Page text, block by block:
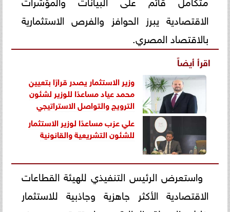
الاقتصادية يبرز الحوافز والفرص الاستثمارية
بالاقتصاد المصري.
اقرأ أيضاً
وزير الاستثمار يصدر قرارًا بتعيين
محمد عياد مساعدًا للوزير لشئون
الترويج والتواصل الاستراتيجي
علي عزب مساعدًا لوزير الاستثمار
للشئون التشريعية والقانونية
واستعرض الرئيس التنفيذي للهيئة القطاعات
الاقتصادية الأكثر جاهزية وجاذبية للاستثمار